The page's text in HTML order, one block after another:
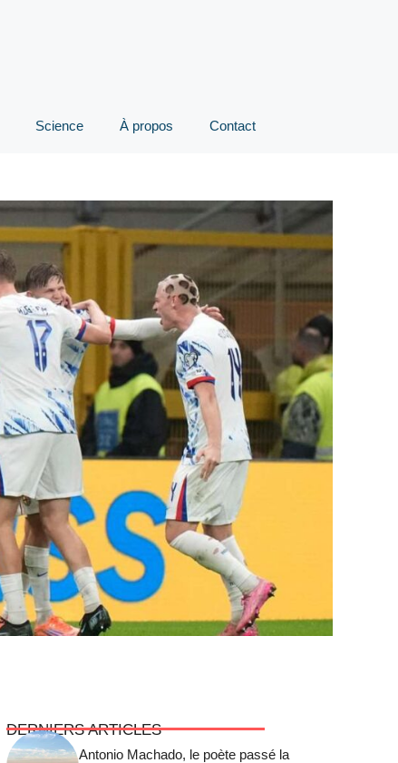
Science À propos Contact
DERNIERS ARTICLES
Antonio Machado, le poète passé la